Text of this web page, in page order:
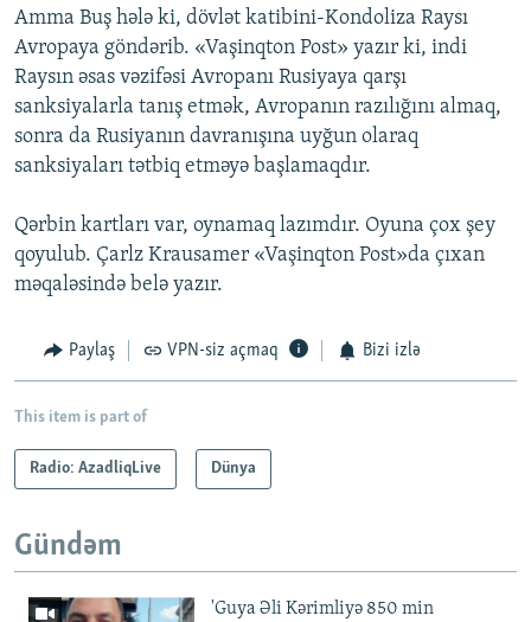
Amma Buş hələ ki, dövlət katibini-Kondoliza Raysı
Avropaya göndərib. «Vaşinqton Post» yazır ki, indi
Raysın əsas vəzifəsi Avropanı Rusiyaya qarşı
sanksiyalarla tanış etmək, Avropanın razılığını almaq,
sonra da Rusiyanın davranışına uyğun olaraq
sanksiyaları tətbiq etməyə başlamaqdır.
Qərbin kartları var, oynamaq lazımdır. Oyuna çox şey
qoyulub. Çarlz Krausamer «Vaşinqton Post»da çıxan
məqaləsində belə yazır.
Paylaş VPN-siz açmaq Bizi izlə
This item is part of
Radio: AzadliqLive Dünya
Gündəm
'Guya Əli Kərimliyə 850 min